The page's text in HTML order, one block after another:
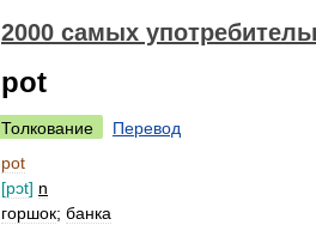
2000 самых
pot
Толкование
Перевод
pot
[pɔt] n
горшок; банка